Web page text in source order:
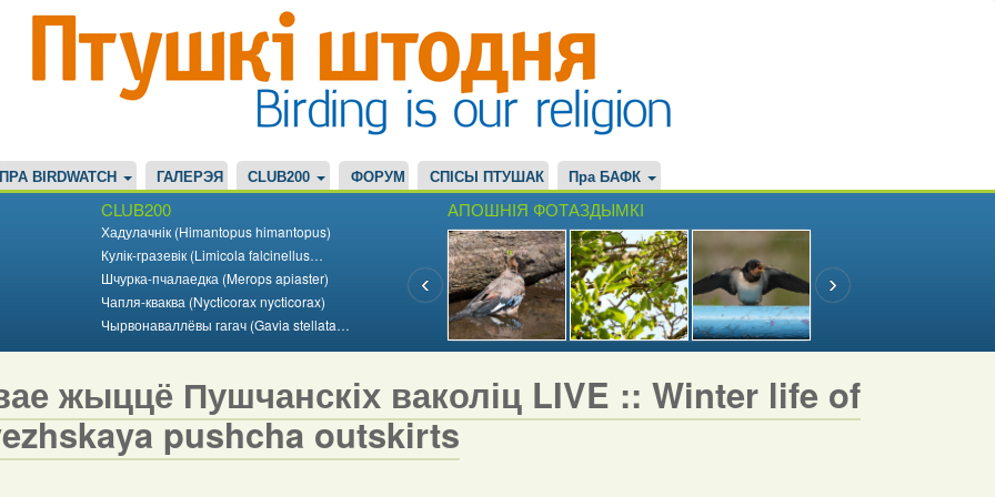
ПРА BIRDWATCH ГАЛЕРЭЯ CLUB200 ФОРУМ СПІСЫ ПТУШАК Пра БАФК
CLUB200
Хадулачнік (Himantopus himantopus)
Кулік-гразевік (Limicola falcinellus…
Шчурка-пчалаедка (Merops apiaster)
Чапля-кваква (Nycticorax nycticorax)
Чырвонаваллёвы гагач (Gavia stellata…
АПОШНІЯ ФОТАЗДЫМКІ
жыццё Пушчанскіх ваколіц LIVE :: Winter life of
pushcha outskirts